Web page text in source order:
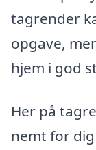
tagrender
opgave,
hjem i god
Her på
nemt for